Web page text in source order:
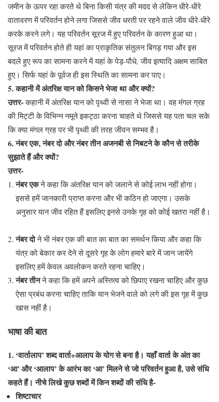
जमीन के ऊपर रहा करते थे बिना किसी यंत्र की मदद से लेकिन धीरे-धीरे
वातावरण में परिवर्तन होने लगा जिससे जीव धरती पर रहने वाले जीव धीरे-धीरे
करके करने लगे। यह परिवर्तन सूरज में हुए परिवर्तन के कारण हुआ था।
सूरज में परिवर्तन होते ही यहां का प्राकृतिक संतुलन बिगड़ गया और इस
बदले हुए रूप का सामना करने में यहां के पेड़-पौधे, जीव इत्यादि अक्षम साबित
हुए। सिर्फ यहां के पूर्वज ही इस स्थिति का सामना कर पाए।
5. कहानी में अंतरिक्ष यान को किसने भेजा था और क्यों?
उत्तर-कहानी में अंतरिक्ष यान को पृथ्वी से नासा ने भेजा था। वह मंगल ग्रह
की मिट्टी के विभिन्न नमूने इकट्ठा करना चाहते थे जिससे यह पता चल सके
कि क्या मंगल ग्रह पर भी पृथ्वी की तरह जीवन सम्भव है।
6. नंबर एक, नंबर दो और नंबर तीन अजनबी से निबटने के कौन से तरीके
सुझाते हैं और क्यों?
उत्तर-
नंबर एकने कहा कि अंतरिक्ष यान को जलाने से कोई लाभ नहीं होगा।
इससे हमें जानकारी प्राप्त करना और भी कठिन हो जाएगा। उसके
अनुसार यान जीव रहित हैं इसलिए इनसे उनके गृह को कोई खतरा नहीं है।
नंबर दोने भी नंबर एक की बात का बात का समर्थन किया और कहा कि
यंत्र को बेकार कर देने से दूसरे गृह के लोग हमारे बारे में जान जायेंगे
इसलिए हमें केवल अवलोकन करते रहना चाहिए।
नंबर तीनने कहा कि हमें अपने अस्तित्व को छिपाए रखना चाहिए और कुछ
ऐसा प्रबंध करना चाहिए ताकि यान भेजने वाले को लगे की इस गृह में कुछ
खास नहीं है।
भाषा की बात
1. ‘वार्तालाप’ शब्द वार्ता+आलाप के योग से बना है। यहाँ वार्ता के अंत का
‘आ’ और ‘आलाप’ के आरंभ का ‘आ’ मिलने से जो परिवर्तन हुआ है, उसे संधि
कहते हैं। नीचे लिखे कुछ शब्दों में किन शब्दों की संधि है-
शिष्टाचार